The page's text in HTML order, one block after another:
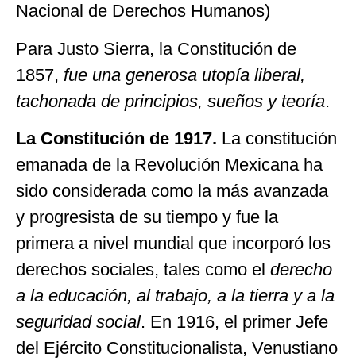
Nacional de Derechos Humanos)
Para Justo Sierra, la Constitución de
1857, fue una generosa utopía liberal,
tachonada de principios, sueños y teoría.
La Constitución de 1917. La constitución
emanada de la Revolución Mexicana ha
sido considerada como la más avanzada
y progresista de su tiempo y fue la
primera a nivel mundial que incorporó los
derechos sociales, tales como el derecho
a la educación, al trabajo, a la tierra y a la
seguridad social. En 1916, el primer Jefe
del Ejército Constitucionalista, Venustiano